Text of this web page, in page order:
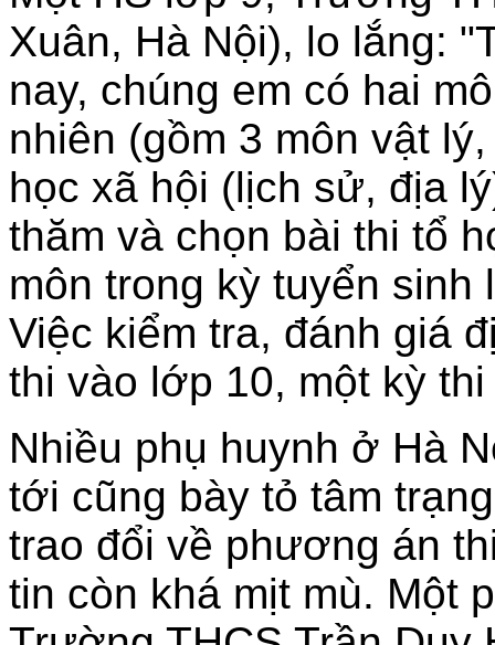
Xuân, Hà Nội), lo lắng:
nay, chúng em có hai
nhiên (gồm 3 môn vật
học xã hội (lịch sử, địa
thăm và chọn bài thi tổ
môn trong kỳ tuyển
Việc kiểm tra, đánh giá
thi vào lớp 10, một kỳ
Nhiều phụ huynh ở Hà
tới cũng bày tỏ tâm
trao đổi về phương án
tin còn khá mịt mù. Một